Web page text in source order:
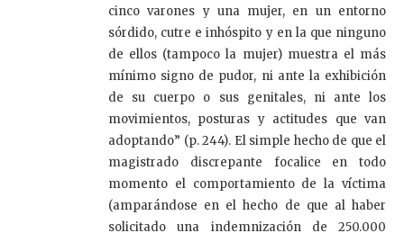
cinco varones y una mujer, en un entorno
sórdido, cutre e inhóspito y en la que ninguno
de ellos (tampoco la mujer) muestra el más
mínimo signo de pudor, ni ante la exhibición
de su cuerpo o sus genitales, ni ante los
movimientos, posturas y actitudes que van
adoptando” (p. 244). El simple hecho de que el
magistrado discrepante focalice en todo
momento el comportamiento de la víctima
(amparándose en el hecho de que al haber
solicitado una indemnización de 250.000